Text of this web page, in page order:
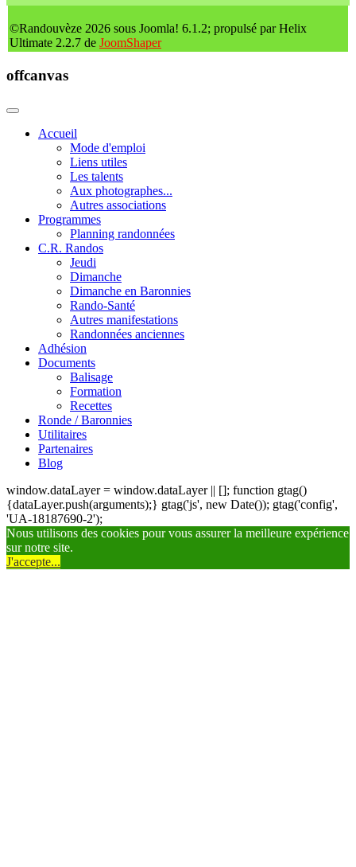
©Randouvèze 2026 sous Joomla! 6.1.2; propulsé par Helix
Ultimate 2.2.7 de JoomShaper
offcanvas
Accueil
Mode d'emploi
Liens utiles
Les talents
Aux photographes...
Autres associations
Programmes
Planning randonnées
C.R. Randos
Jeudi
Dimanche
Dimanche en Baronnies
Rando-Santé
Autres manifestations
Randonnées anciennes
Adhésion
Documents
Balisage
Formation
Recettes
Ronde / Baronnies
Utilitaires
Partenaires
Blog
window.dataLayer = window.dataLayer || []; function gtag()
{dataLayer.push(arguments);} gtag('js', new Date()); gtag('config',
'UA-18187690-2');
Nous utilisons des cookies pour vous assurer la meilleure expérience
sur notre site.
J'accepte...